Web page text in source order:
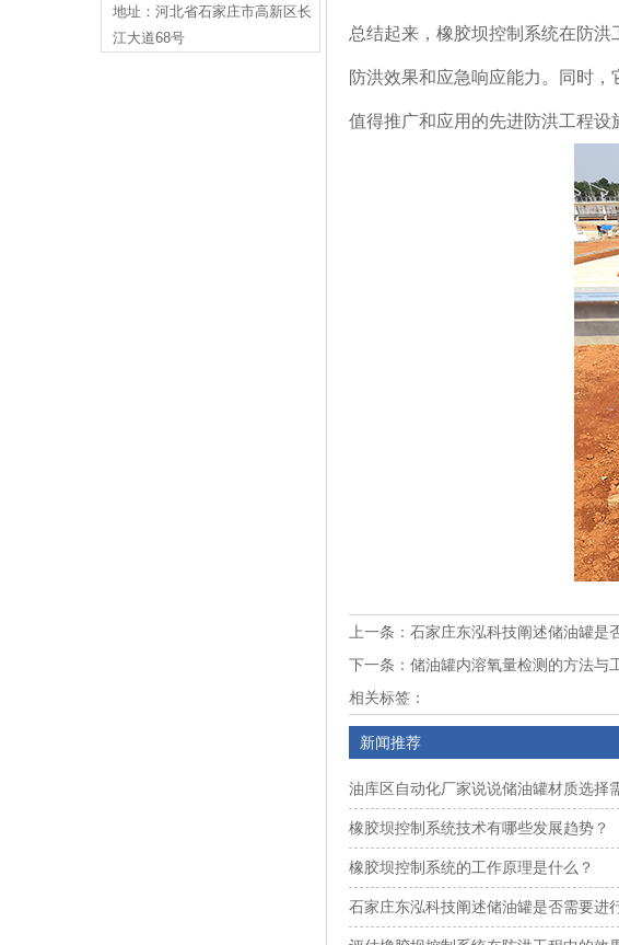
地址：河北省石家庄市高新区长
江大道68号
总结起来，橡胶坝控制系统在防
防洪效果和应急响应能力。同时
值得推广和应用的先进防洪工程设
上一条： 石家庄东泓科技阐述储油罐是
下一条： 储油罐内溶氧量检测的方法与
相关标签：
新闻推荐
油库区自动化厂家说说储油罐材质选择
橡胶坝控制系统技术有哪些发展趋势？
橡胶坝控制系统的工作原理是什么？
石家庄东泓科技阐述储油罐是否需要进